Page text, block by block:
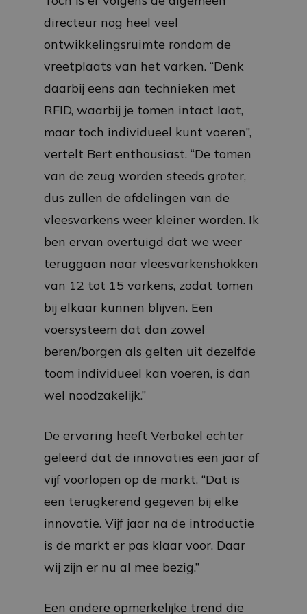
directeur nog heel veel
ontwikkelingsruimte rondom de
vreetplaats van het varken. “Denk
daarbij eens aan technieken met
RFID, waarbij je tomen intact laat,
maar toch individueel kunt voeren”,
vertelt Bert enthousiast. “De tomen
van de zeug worden steeds groter,
dus zullen de afdelingen van de
vleesvarkens weer kleiner worden. Ik
ben ervan overtuigd dat we weer
teruggaan naar vleesvarkenshokken
van 12 tot 15 varkens, zodat tomen
bij elkaar kunnen blijven. Een
voersysteem dat dan zowel
beren/borgen als gelten uit dezelfde
toom individueel kan voeren, is dan
wel noodzakelijk.”
De ervaring heeft Verbakel echter
geleerd dat de innovaties een jaar of
vijf voorlopen op de markt. “Dat is
een terugkerend gegeven bij elke
innovatie. Vijf jaar na de introductie
is de markt er pas klaar voor. Daar
wij zijn er nu al mee bezig.”
Een andere opmerkelijke trend die